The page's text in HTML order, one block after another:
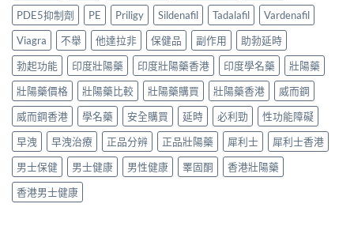
對
比〉
中
別、
價
比
較
與
用
家
心
得
2026〉
中
用
家
實
經
驗
與
安
全
服
用
指
南〉
中
邊
款
好？
2026
香
港
副
廠
必
利
勁
比
較
＋
購
PDE5抑制劑
PE Priligy Sildenafil Tadalafil
Vardenafil
Viagra
不舉 他達拉非 保健品 副作用
助勃延時
勃起功能
印度壯陽藥 印度壯陽藥香港 印度學名藥
壯陽藥
壯陽藥價格
壯陽藥比較 壯陽藥購買 壯陽藥香港
威而鋼
威而鋼香港
學名藥 安全購買 延時 必利勁
性功能障礙
早洩
早洩治療 正品分辨 正品壯陽藥 犀利士
犀利士香港
男士保健
男士健康 男性健康 睪固酮
香港壯陽藥
香港男士健康